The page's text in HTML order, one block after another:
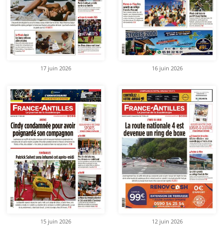
17 juin 2026 16 juin 2026
15 juin 2026 12 juin 2026